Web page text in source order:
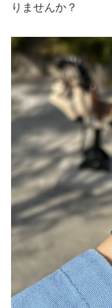
りませんか？